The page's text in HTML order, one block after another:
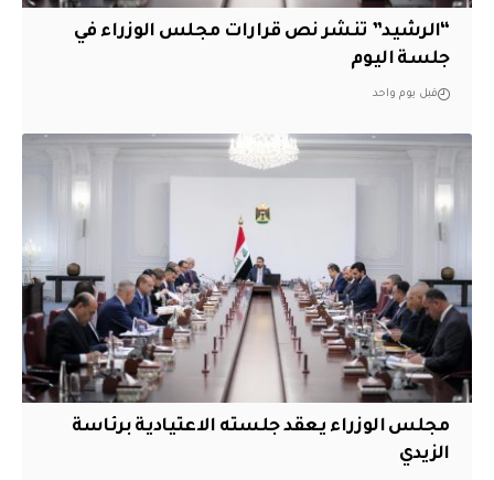
“الرشيد” تنشر نص قرارات مجلس الوزراء في
جلسة اليوم
قبل يوم واحد
مجلس الوزراء يعقد جلسته الاعتيادية برئاسة
الزيدي